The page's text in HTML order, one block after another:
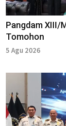
Pangdam XIII/
Tomohon
5 Agu 2026